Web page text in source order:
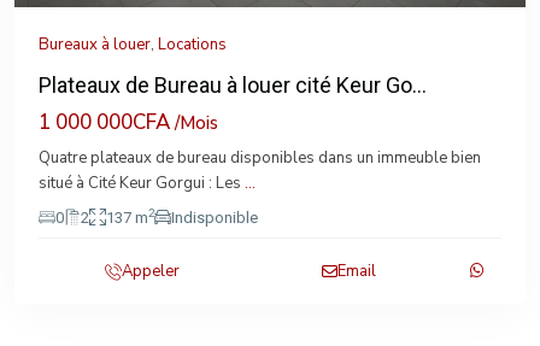
Bureaux à louer, Locations
Plateaux de Bureau à louer cité Keur Go...
1 000 000CFA/Mois
Quatre plateaux de bureau disponibles dans un immeuble bien
situé à Cité Keur Gorgui : Les ...
0 2 137 m2 Indisponible
Appeler Email